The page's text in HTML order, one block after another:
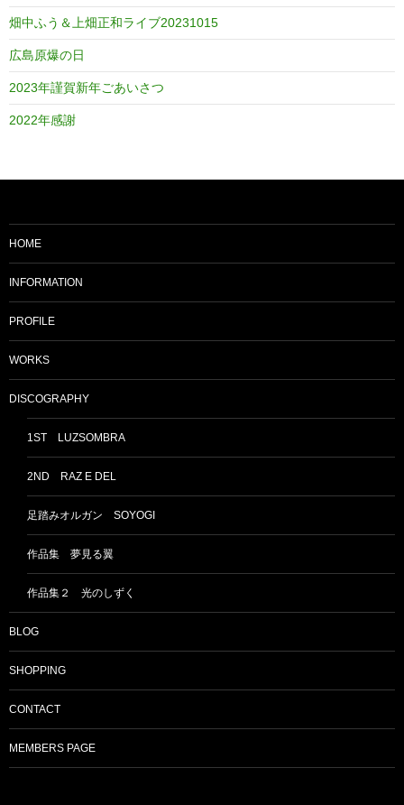
畑中ふう＆上畑正和ライブ20231015
広島原爆の日
2023年謹賀新年ごあいさつ
2022年感謝
HOME
INFORMATION
PROFILE
WORKS
DISCOGRAPHY
1ST LUZSOMBRA
2ND RAZ E DEL
足踏みオルガン SOYOGI
作品集 夢見る翼
作品集２ 光のしずく
BLOG
SHOPPING
CONTACT
MEMBERS PAGE